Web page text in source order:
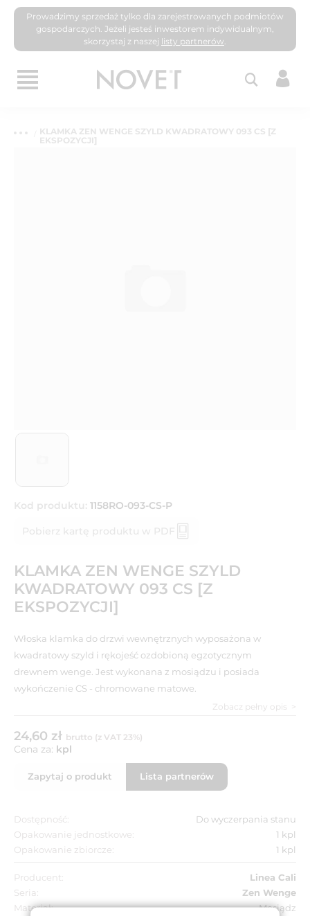
Prowadzimy sprzedaż tylko dla zarejestrowanych podmiotów
gospodarczych. Jeżeli jesteś inwestorem indywidualnym,
skorzystaj z naszej listy partnerów.
KLAMKA ZEN WENGE SZYLD KWADRATOWY 093 CS [Z
EKSPOZYCJI]
Kod produktu: 1158RO-093-CS-P
Pobierz kartę produktu w PDF
KLAMKA ZEN WENGE SZYLD
KWADRATOWY 093 CS [Z
EKSPOZYCJI]
Włoska klamka do drzwi wewnętrznych wyposażona w
kwadratowy szyld i rękojeść ozdobioną egzotycznym
drewnem wenge. Jest wykonana z mosiądzu i posiada
wykończenie CS - chromowane matowe.
Zobacz pełny opis
24,60 zł brutto (z VAT 23%)
Cena za: kpl
Zapytaj o produkt Lista partnerów
Dostępność:
Do wyczerpania stanu
Opakowanie jednostkowe:
1 kpl
Opakowanie zbiorcze:
1 kpl
Producent:
Linea Cali
Seria:
Zen Wenge
Materiał:
Mosiądz